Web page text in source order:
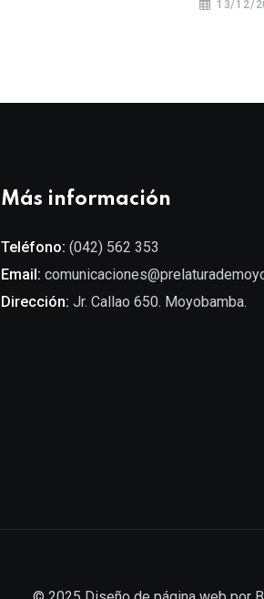
13/12/
Más información
Teléfono: (042) 562 353
Email:
Dirección: Jr. Callao 650. Moyobamba.